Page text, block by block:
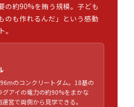
の約90%を賄う規模。子ども
のも作れるんだ」という感動
のコンクリートダム。18基の
アイの電力の約90%をまかな
営で両側から見学できる。